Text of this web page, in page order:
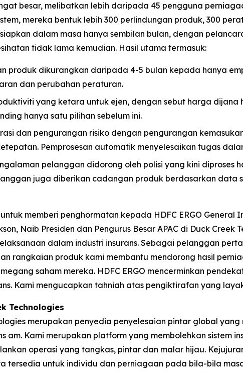
besar, melibatkan lebih daripada 45 pengguna
mereka bentuk lebih 300 perlindungan produk, 300
dalam masa hanya sembilan bulan, dengan
tidak lama kemudian. Hasil utama termasuk:
produk dikurangkan daripada 4-5 bulan kepada hanya
dan perubahan peraturan.
yang ketara untuk ejen, dengan sebut harga
hanya satu pilihan sebelum ini.
dan pengurangan risiko dengan pengurangan
Pemprosesan automatik menyelesaikan tugas
pelanggan didorong oleh polisi yang kini
juga diberikan cadangan produk berdasarkan data
memberi penghormatan kepada HDFC ERGO
Naib Presiden dan Pengurus Besar APAC di Duck
dalam industri insurans. Sebagai pelanggan
rangkaian produk kami membantu mendorong hasil
saham mereka. HDFC ERGO mencerminkan
Kami mengucapkan tahniah atas pengiktirafan yang
Technologies
merupakan penyedia penyelesaian pintar global
am. Kami merupakan platform yang membolehkan sistem
operasi yang tangkas, pintar dan malar hijau.
tersedia untuk individu dan perniagaan pada bila-bila